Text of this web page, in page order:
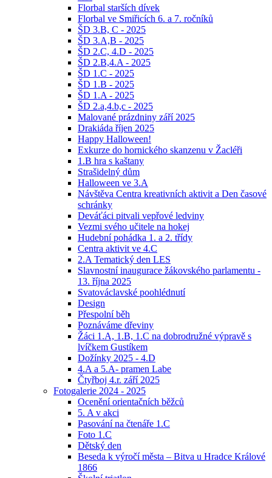
Florbal starších dívek
Florbal ve Smiřicích 6. a 7. ročníků
ŠD 3.B, C - 2025
ŠD 3.A,B - 2025
ŠD 2.C, 4.D - 2025
ŠD 2.B,4.A - 2025
ŠD 1.C - 2025
ŠD 1.B - 2025
ŠD 1.A - 2025
ŠD 2.a,4.b,c - 2025
Malované prázdniny září 2025
Drakiáda říjen 2025
Happy Halloween!
Exkurze do hornického skanzenu v Žacléři
1.B hra s kaštany
Strašidelný dům
Halloween ve 3.A
Návštěva Centra kreativních aktivit a Den časové
schránky
Deváťáci pitvali vepřové ledviny
Vezmi svého učitele na hokej
Hudební pohádka 1. a 2. třídy
Centra aktivit ve 4.C
2.A Tematický den LES
Slavnostní inaugurace žákovského parlamentu -
13. října 2025
Svatováclavské poohlédnutí
Design
Přespolní běh
Poznáváme dřeviny
Žáci 1.A, 1.B, 1.C na dobrodružné výpravě s
lvíčkem Gustíkem
Dožínky 2025 - 4.D
4.A a 5.A- pramen Labe
Čtyřboj 4.r. září 2025
Fotogalerie 2024 - 2025
Ocenění orientačních běžců
5. A v akci
Pasování na čtenáře 1.C
Foto 1.C
Dětský den
Beseda k výročí města – Bitva u Hradce Králové
1866